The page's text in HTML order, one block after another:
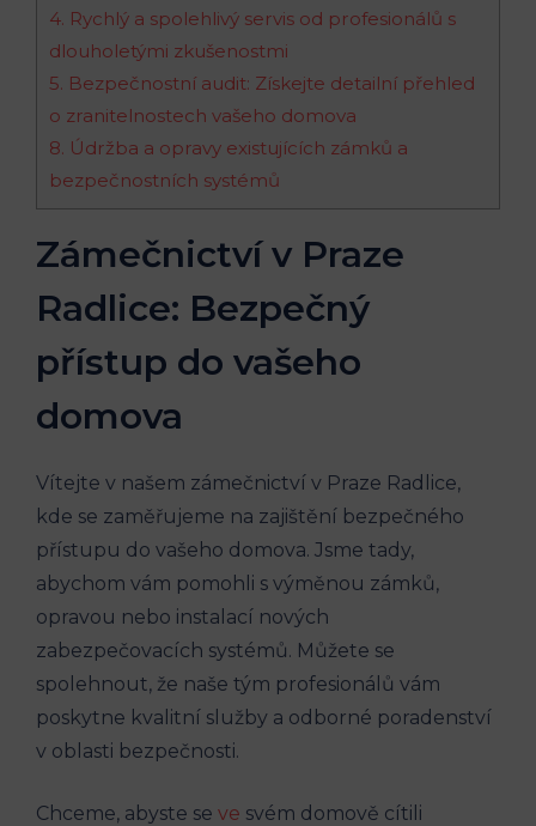
4. Rychlý a spolehlivý servis od profesionálů s
dlouholetými zkušenostmi
5. Bezpečnostní audit: Získejte detailní přehled
o zranitelnostech vašeho domova
8. Údržba a opravy existujících zámků a
bezpečnostních systémů
Zámečnictví v Praze
Radlice: Bezpečný
přístup do vašeho
domova
Vítejte v našem zámečnictví v Praze Radlice,
kde se zaměřujeme na zajištění bezpečného
přístupu do vašeho domova. Jsme tady,
abychom vám pomohli s výměnou zámků,
opravou nebo instalací nových
zabezpečovacích systémů. Můžete se
spolehnout, že naše tým profesionálů vám
poskytne kvalitní služby a odborné poradenství
v oblasti bezpečnosti.
Chceme, abyste se ve svém domově cítili